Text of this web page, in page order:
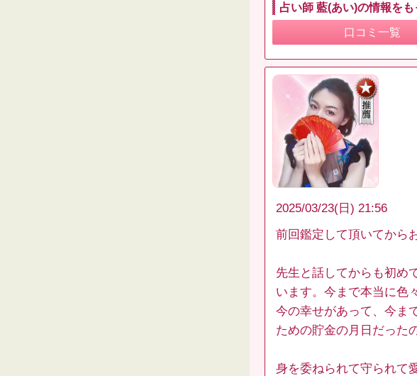
占い師 藍(あい)の情報をも
口コミ一覧
2025/03/23(日) 21:56
前回鑑定して頂いてから
先生と話してからも初め
います。今まで本当に色
今の幸せがあって、今ま
ための貯金の月日だった
身を委ねられて守られて